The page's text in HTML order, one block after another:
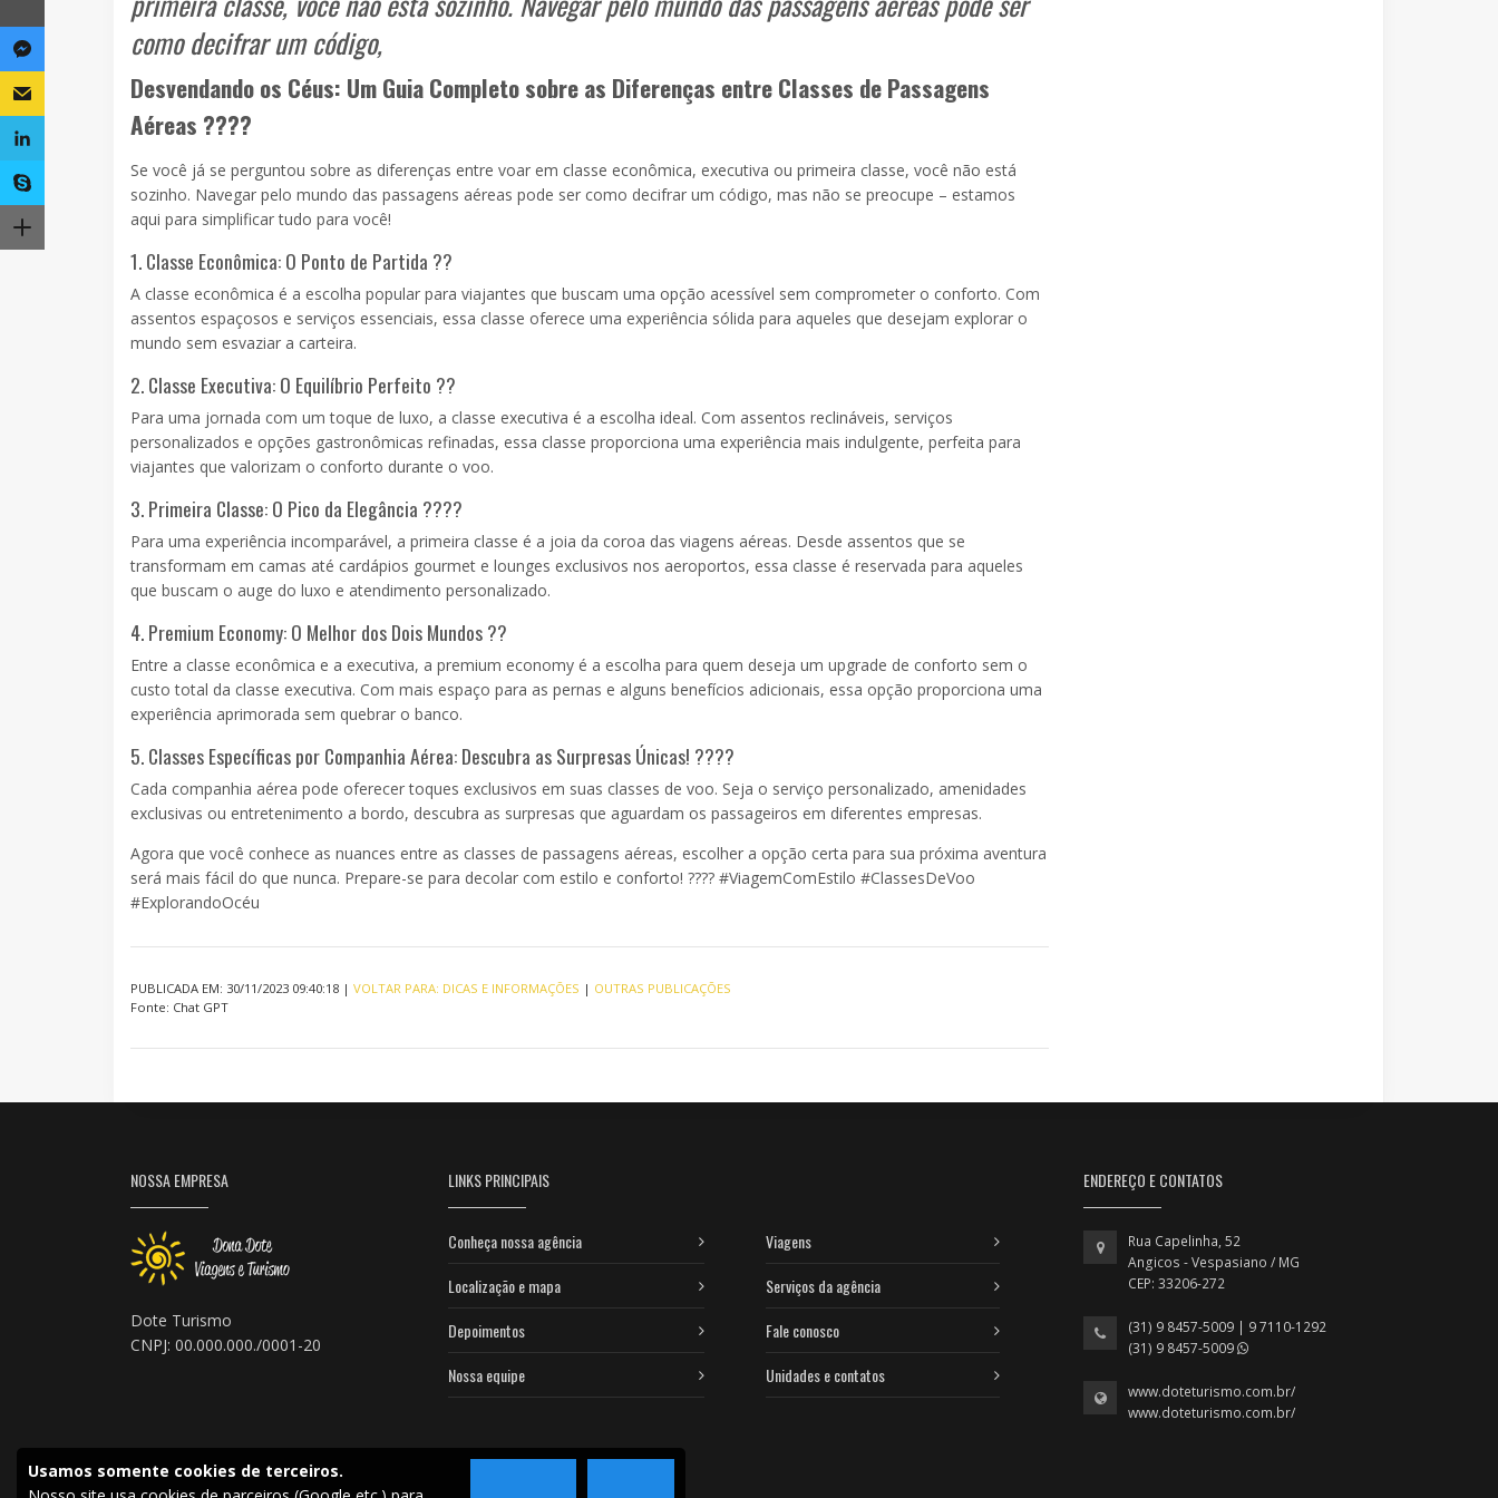
como decifrar um código,
Desvendando os Céus: Um Guia Completo sobre as Diferenças entre Classes de Passagens
Aéreas ????
Se você já se perguntou sobre as diferenças entre voar em classe econômica, executiva ou primeira classe, você não está
sozinho. Navegar pelo mundo das passagens aéreas pode ser como decifrar um código, mas não se preocupe – estamos
aqui para simplificar tudo para você!
1. Classe Econômica: O Ponto de Partida ??
A classe econômica é a escolha popular para viajantes que buscam uma opção acessível sem comprometer o conforto. Com
assentos espaçosos e serviços essenciais, essa classe oferece uma experiência sólida para aqueles que desejam explorar o
mundo sem esvaziar a carteira.
2. Classe Executiva: O Equilíbrio Perfeito ??
Para uma jornada com um toque de luxo, a classe executiva é a escolha ideal. Com assentos reclináveis, serviços
personalizados e opções gastronômicas refinadas, essa classe proporciona uma experiência mais indulgente, perfeita para
viajantes que valorizam o conforto durante o voo.
3. Primeira Classe: O Pico da Elegância ????
Para uma experiência incomparável, a primeira classe é a joia da coroa das viagens aéreas. Desde assentos que se
transformam em camas até cardápios gourmet e lounges exclusivos nos aeroportos, essa classe é reservada para aqueles
que buscam o auge do luxo e atendimento personalizado.
4. Premium Economy: O Melhor dos Dois Mundos ??
Entre a classe econômica e a executiva, a premium economy é a escolha para quem deseja um upgrade de conforto sem o
custo total da classe executiva. Com mais espaço para as pernas e alguns benefícios adicionais, essa opção proporciona uma
experiência aprimorada sem quebrar o banco.
5. Classes Específicas por Companhia Aérea: Descubra as Surpresas Únicas! ????
Cada companhia aérea pode oferecer toques exclusivos em suas classes de voo. Seja o serviço personalizado, amenidades
exclusivas ou entretenimento a bordo, descubra as surpresas que aguardam os passageiros em diferentes empresas.
Agora que você conhece as nuances entre as classes de passagens aéreas, escolher a opção certa para sua próxima aventura
será mais fácil do que nunca. Prepare-se para decolar com estilo e conforto! ???? #ViagemComEstilo #ClassesDeVoo
#ExplorandoOcéu
PUBLICADA EM: 30/11/2023 09:40:18 | VOLTAR PARA: DICAS E INFORMAÇÕES | OUTRAS PUBLICAÇÕES
Fonte: Chat GPT
NOSSA EMPRESA
Dote Turismo
CNPJ: 00.000.000./0001-20
LINKS PRINCIPAIS
Conheça nossa agência
Localização e mapa
Depoimentos
Nossa equipe
Viagens
Serviços da agência
Fale conosco
Unidades e contatos
ENDEREÇO E CONTATOS
Rua Capelinha, 52
Angicos - Vespasiano / MG
CEP: 33206-272
(31) 9 8457-5009 | 9 7110-1292
(31) 9 8457-5009
www.doteturismo.com.br/
www.doteturismo.com.br/
Usamos somente cookies de terceiros.